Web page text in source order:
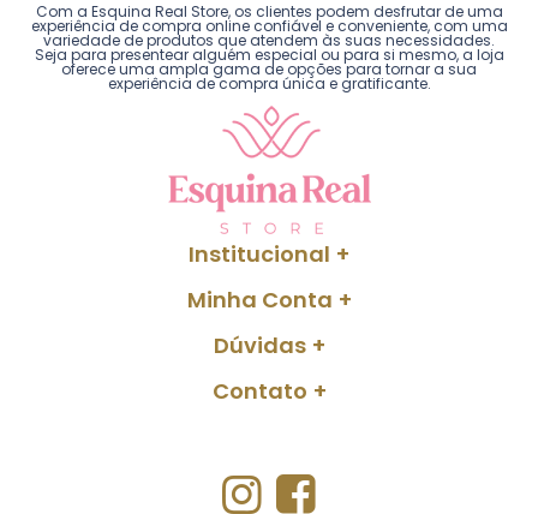
Com a Esquina Real Store, os clientes podem desfrutar de uma
experiência de compra online confiável e conveniente, com uma
variedade de produtos que atendem às suas necessidades.
Seja para presentear alguém especial ou para si mesmo, a loja
oferece uma ampla gama de opções para tornar a sua
experiência de compra única e gratificante.
Institucional
Minha Conta
Dúvidas
Contato